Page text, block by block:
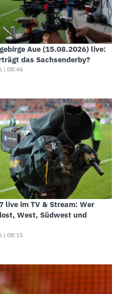
Aue (15.08.2026) live:
das Sachsenderby?
| 08:46
live im TV & Stream: Wer
West, Südwest und
| 08:15